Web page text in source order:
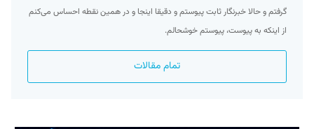
گرفتم و حالا خبرنگار ثابت پیوستم و دقیقا اینجا و در همین نقطه احساس می‌کنم
از اینکه به پیوست، پیوستم خوشحالم.
تمام مقالات